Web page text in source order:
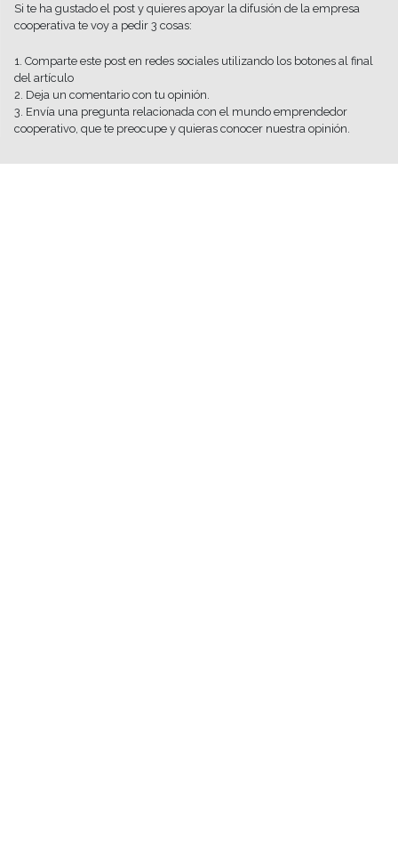
Si te ha gustado el post y quieres apoyar la difusión de la empresa
cooperativa te voy a pedir 3 cosas:
1. Comparte este post en redes sociales utilizando los botones al final
del artículo
2. Deja un comentario con tu opinión.
3. Envía una pregunta relacionada con el mundo emprendedor
cooperativo, que te preocupe y quieras conocer nuestra opinión.